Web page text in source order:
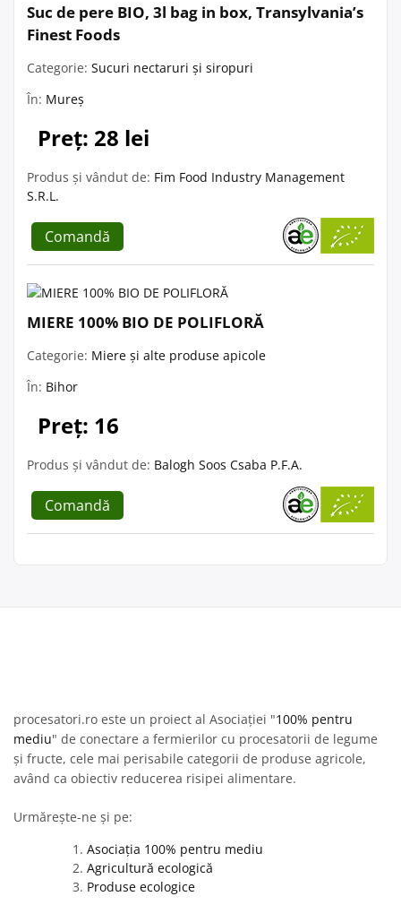
Suc de pere BIO, 3l bag in box, Transylvania’s
Finest Foods
Categorie: Sucuri nectaruri și siropuri
În: Mureș
Preț: 28 lei
Produs și vândut de: Fim Food Industry Management
S.R.L.
Comandă
MIERE 100% BIO DE POLIFLORĂ
Categorie: Miere și alte produse apicole
În: Bihor
Preț: 16
Produs și vândut de: Balogh Soos Csaba P.F.A.
Comandă
procesatori.ro este un proiect al Asociației "100% pentru
mediu" de conectare a fermierilor cu procesatorii de legume
și fructe, cele mai perisabile categorii de produse agricole,
având ca obiectiv reducerea risipei alimentare.
Urmărește-ne și pe:
Asociația 100% pentru mediu
Agricultură ecologică
Produse ecologice